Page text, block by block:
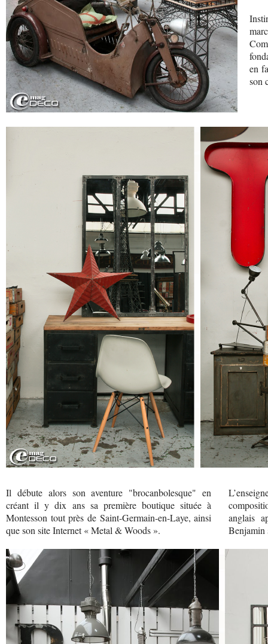
en
son
Il débute alors son aventure "brocanbolesque" en
créant il y dix ans sa première boutique située à
Montesson tout près de Saint-Germain-en-Laye, ainsi
que son site Internet « Metal & Woods ».
anglais
Benjamin